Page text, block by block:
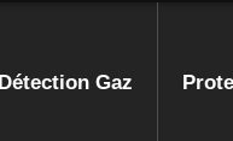
Détection Gaz